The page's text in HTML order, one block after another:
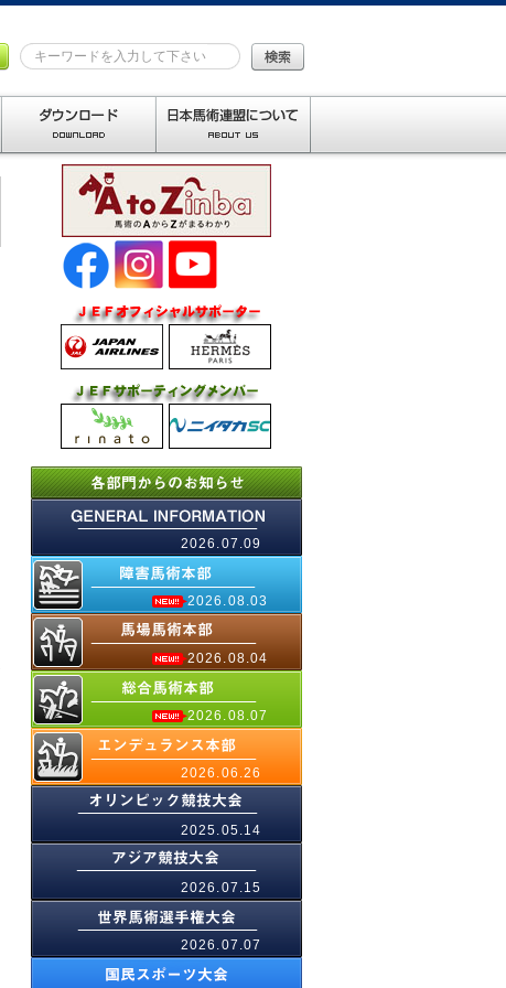
2026.07.09
2026.08.03
2026.08.04
2026.08.07
2026.06.26
2025.05.14
2026.07.15
2026.07.07